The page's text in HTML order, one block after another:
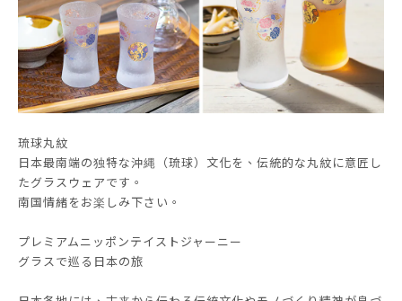
琉球丸紋
日本最南端の独特な沖縄（琉球）文化を、伝統的な丸紋に意匠し
たグラスウェアです。
南国情緒をお楽しみ下さい。
プレミアムニッポンテイストジャーニー
グラスで巡る日本の旅